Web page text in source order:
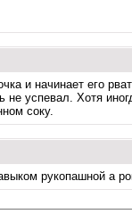
и начинает его
успевал. Хотя
соку.
рукопашной а